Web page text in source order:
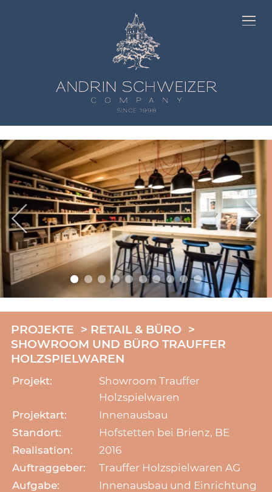
PROJEKTE
RETAIL & BÜRO
SHOWROOM UND BÜRO TRAUFFER
HOLZSPIELWAREN
Projekt:
Showroom Trauffer
Holzspielwaren
Projektart:
Innenausbau
Standort:
Hofstetten bei Brienz, BE
Realisation:
2016
Auftraggeber:
Trauffer Holzspielwaren AG
Aufgabe:
Innenausbau und Einrichtung